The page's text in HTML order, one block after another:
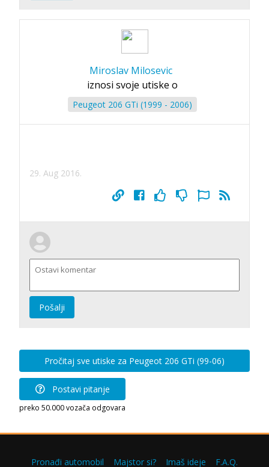
Miroslav Milosevic
iznosi svoje utiske o
Peugeot 206 GTi (1999 - 2006)
29. Aug 2016.
Pošalji
Pročitaj sve utiske za Peugeot 206 GTi (99-06)
Postavi pitanje
preko 50.000 vozača odgovara
Pronađi automobil Majstor si? Imaš ideje F.A.Q.